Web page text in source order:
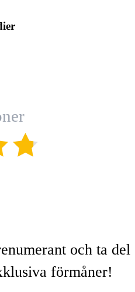
och ta del
förmåner!